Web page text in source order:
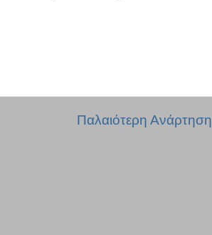
Παλαιότερη Ανάρτηση